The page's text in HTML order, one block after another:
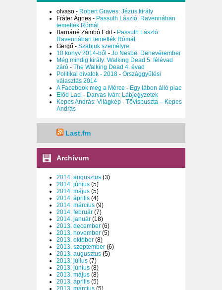
olvaso - Robert Graves: Jézus király
Fráter Ágnes - Passuth László: Ravennában
temették Rómát
Barnáné Zámbó Edit- Passuth László:
Ravennában temették Rómát
Gergő - Szabjuk személyre
10 könyv 2014-ből - Jo Nesbø: Denevérember
Még mindig király: Walking Dead 5. félévad
záró - The Walking Dead 4. évad
Politikai divatok - 2018 - Országgyűlési
választás 2014
A Facebook meg a Mérce - Egy lábon álló piac
Előd Laci - Darvas Iván: Lábjegyzetek
Kepes András: Világkép - Tövispuszta – Kepes
András
Last.fm
Archívum
2014. augusztus (3)
2014. június (5)
2014. május (5)
2014. április (4)
2014. március (9)
2014. február (7)
2014. január (18)
2013. december (6)
2013. november (5)
2013. október (8)
2013. szeptember (6)
2013. augusztus (5)
2013. július (7)
2013. június (8)
2013. május (8)
2013. április (5)
2013. március (5)